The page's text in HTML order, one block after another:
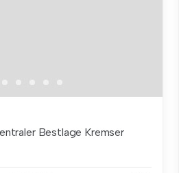
Bestlage Kremser